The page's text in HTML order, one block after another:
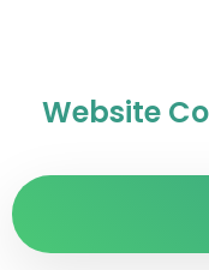
Website